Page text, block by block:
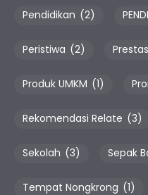
Pendidikan (2)
Peristiwa (2)
Produk UMKM (1)
Rekomendasi Relate (3)
Sekolah (3) Sepak
Tempat Nongkrong (1)